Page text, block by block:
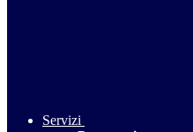
Servizi